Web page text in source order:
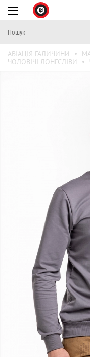
АВІАЦІЯ ГАЛИЧИНИ
ЧОЛОВІЧІ ЛОНГСЛІВИ